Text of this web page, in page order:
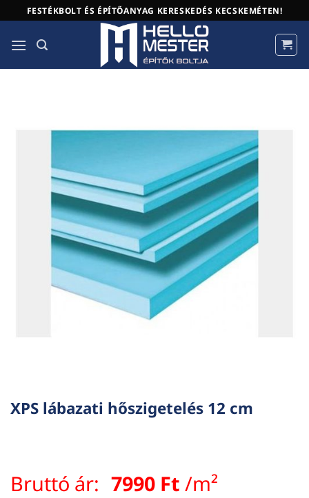
to
content
FESTÉKBOLT ÉS ÉPÍTŐANYAG KERESKEDÉS KECSKEMÉTEN!
XPS lábazati hőszigetelés 12 cm
Bruttó ár: 7990 Ft /m²